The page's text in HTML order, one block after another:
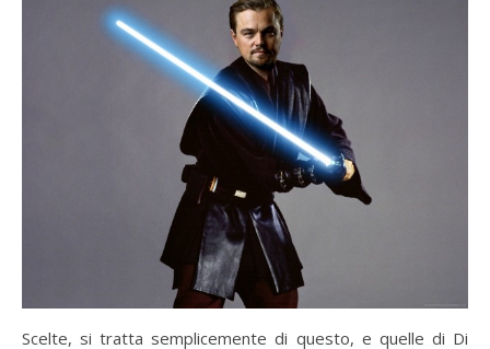
Scelte, si tratta semplicemente di questo, e quelle di Di